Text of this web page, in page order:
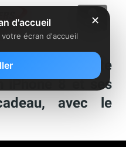
nouvelle vente
iPhone 8 et ses
avec le
✕
d'accueil
écran d'accueil